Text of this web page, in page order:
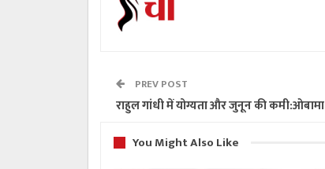
PREV POST
राहुल गांधी में योग्यता और जुनून की कमी:ओबामा
You Might Also Like